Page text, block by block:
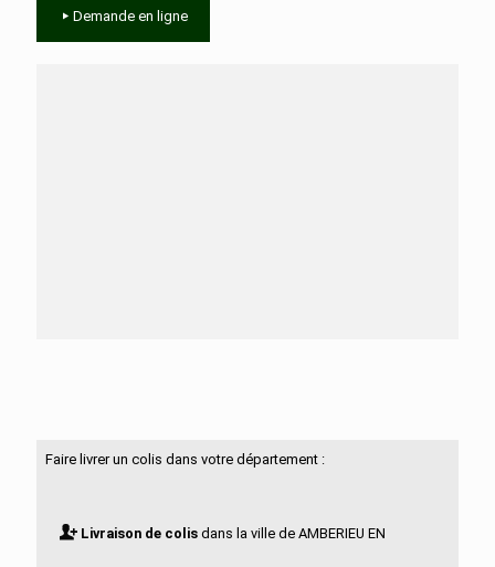
Demande en ligne
Faire livrer un colis dans votre département :
Livraison de colisdans la ville de AMBERIEU EN